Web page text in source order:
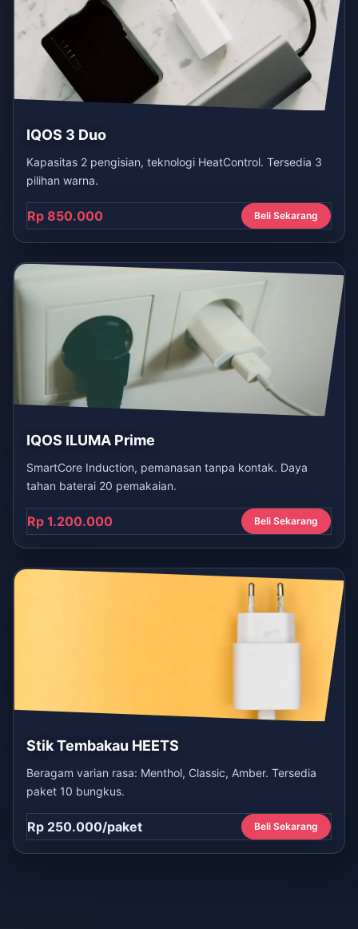
IQOS 3 Duo
Kapasitas 2 pengisian, teknologi HeatControl. Tersedia 3
pilihan warna.
Rp 850.000 Beli Sekarang
IQOS ILUMA Prime
SmartCore Induction, pemanasan tanpa kontak. Daya
tahan baterai 20 pemakaian.
Rp 1.200.000 Beli Sekarang
Stik Tembakau HEETS
Beragam varian rasa: Menthol, Classic, Amber. Tersedia
paket 10 bungkus.
Rp 250.000/paket Beli Sekarang